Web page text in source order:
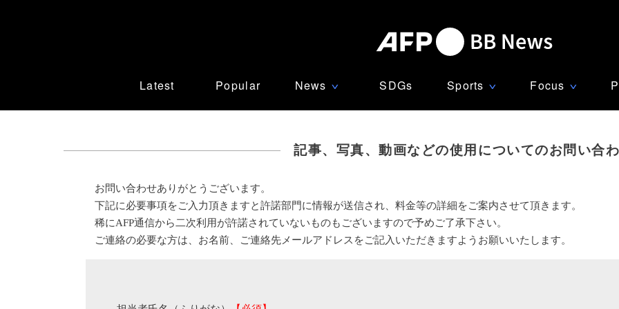
Latest Popular News ∨ SDGs Sports ∨ Focus ∨
記事、写真、動画などの使用についてのお問い合
お問い合わせありがとうございます。
下記に必要事項をご入力頂きますと許諾部門に情報が送信され、料金等の詳細をご案内させて頂きます。
稀にAFP通信から二次利用が許諾されていないものもございますので予めご了承下さい。
ご連絡の必要な方は、お名前、ご連絡先メールアドレスをご記入いただきますようお願いいたします。